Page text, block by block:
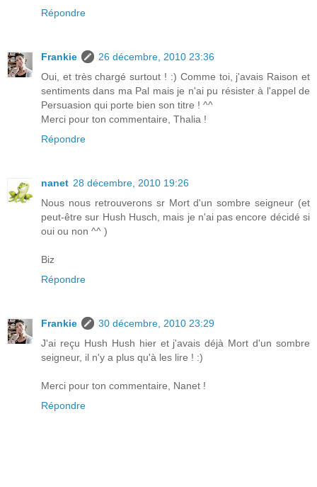
Répondre
Frankie
26 décembre, 2010 23:36
Oui, et très chargé surtout ! :) Comme toi, j'avais Raison et
sentiments dans ma Pal mais je n'ai pu résister à l'appel de
Persuasion qui porte bien son titre ! ^^
Merci pour ton commentaire, Thalia !
Répondre
nanet 28 décembre, 2010 19:26
Nous nous retrouverons sr Mort d'un sombre seigneur (et
peut-être sur Hush Husch, mais je n'ai pas encore décidé si
oui ou non ^^ )
Biz
Répondre
Frankie
30 décembre, 2010 23:29
J'ai reçu Hush Hush hier et j'avais déjà Mort d'un sombre
seigneur, il n'y a plus qu'à les lire ! :)
Merci pour ton commentaire, Nanet !
Répondre